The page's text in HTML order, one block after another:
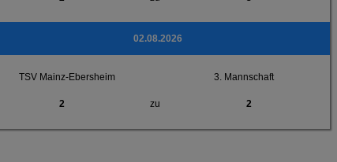
02.08.2026
TSV Mainz-Ebersheim 3. Mannschaft
2 zu 2